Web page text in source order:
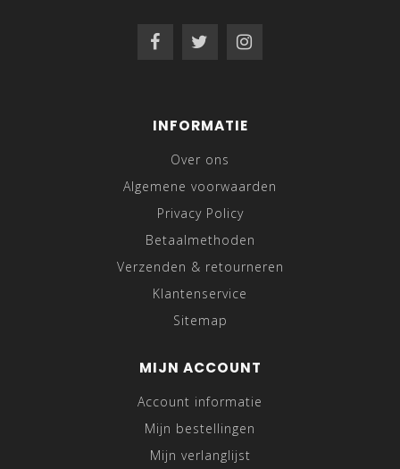
INFORMATIE
Over ons
Algemene voorwaarden
Privacy Policy
Betaalmethoden
Verzenden & retourneren
Klantenservice
Sitemap
MIJN ACCOUNT
Account informatie
Mijn bestellingen
Mijn verlanglijst